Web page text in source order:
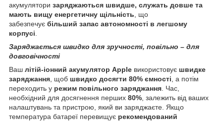
акумулятори заряджаються швидше, служать довше та
мають вищу енергетичну щільність , що
забезпечує більший запас автономності в легшому
корпусі
Заряджається швидко для зручності, повільно – для
довговічності
Ваш літій-іонний акумулятор Apple використовує швидке
заряджання , щоб швидко досягти 80% ємності , а потім
переходить у режим повільного заряджання . Час,
необхідний для досягнення перших 80% , залежить від ваших
налаштувань та пристрою, який ви заряджаєте. Якщо
температура батареї перевищує рекомендований